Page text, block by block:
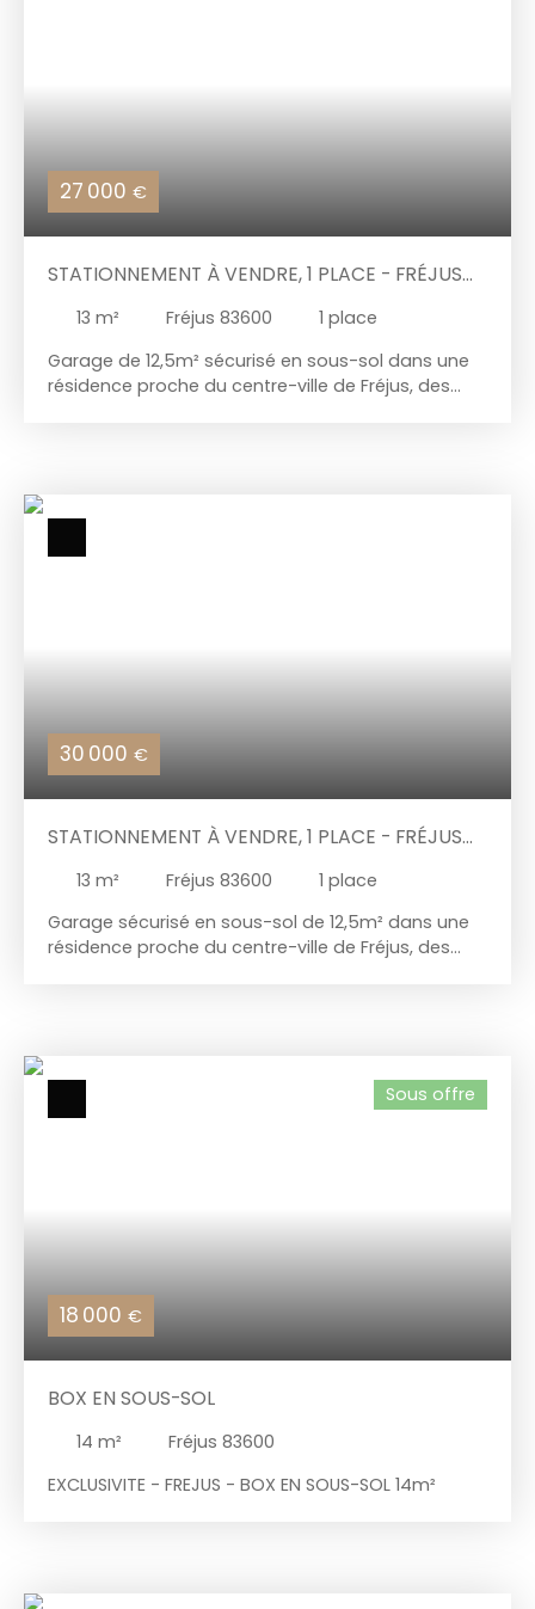
27 000 €
STATIONNEMENT À VENDRE, 1 PLACE - FRÉJUS
13 m² Fréjus 83600 1 place
Garage de 12,5m² sécurisé en sous-sol dans une
résidence proche du centre-ville de Fréjus, des
30 000 €
STATIONNEMENT À VENDRE, 1 PLACE - FRÉJUS
13 m² Fréjus 83600 1 place
Garage sécurisé en sous-sol de 12,5m² dans une
résidence proche du centre-ville de Fréjus, des
18 000 €
Sous offre
BOX EN SOUS-SOL
14 m²
Fréjus 83600
EXCLUSIVITE - FREJUS - BOX EN SOUS-SOL 14m²